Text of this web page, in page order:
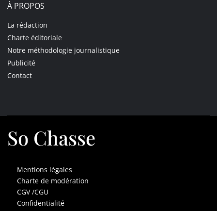
À PROPOS
La rédaction
Charte éditoriale
Notre méthodologie journalistique
Publicité
Contact
So Chasse
Mentions légales
Charte de modération
CGV /CGU
Confidentialité